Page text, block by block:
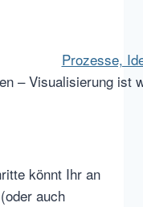
– Visualisierung
könnt Ihr an
auch